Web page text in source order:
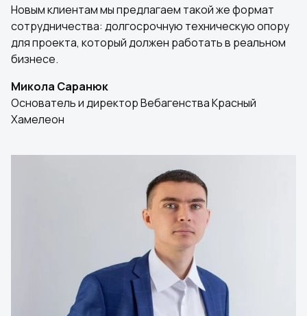
Новым клиентам мы предлагаем такой же формат
сотрудничества: долгосрочную техническую опору
для проекта, который должен работать в реальном
бизнесе.
Микола Саранюк
Основатель и директор Вебагенства Красный
Хамелеон